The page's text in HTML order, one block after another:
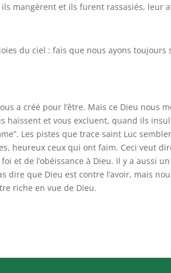
mangèrent et ils furent rassasiés, leur
du ciel : fais que nous ayons toujours
a créé pour l’être. Mais ce Dieu nous
haïssent et vous excluent, quand ils
Les pistes que trace saint Luc
heureux ceux qui ont faim. Ceci veut
et de l’obéissance à Dieu. Il y a aussi
dire que Dieu est contre l’avoir, mais
riche en vue de Dieu.